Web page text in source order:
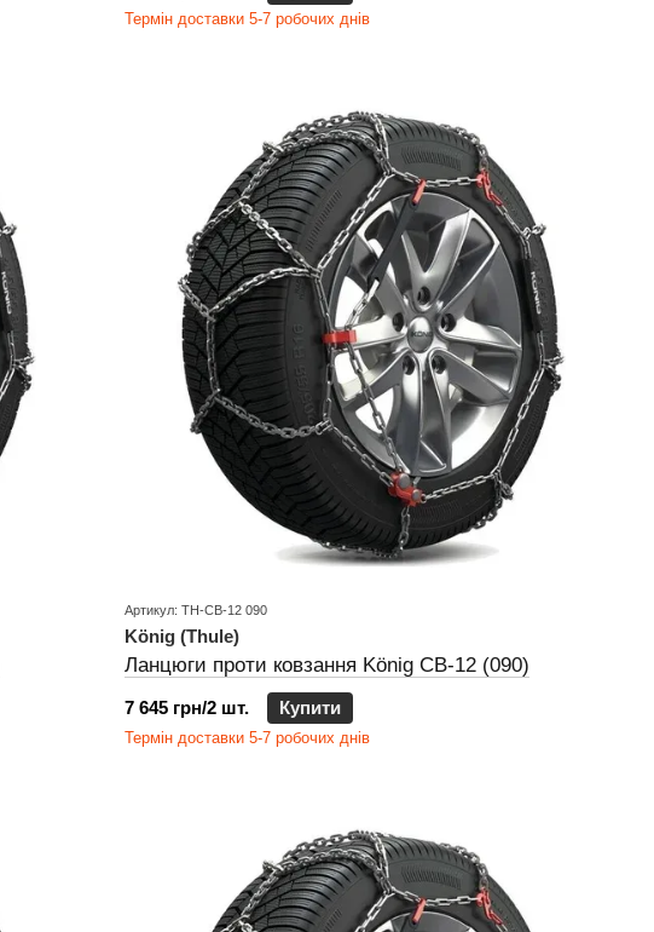
Термін доставки 5-7 робочих днів
Артикул: TH-CB-12 090
König (Thule)
Ланцюги проти ковзання König CB-12 (090)
7 645 грн/2 шт. Купити
Термін доставки 5-7 робочих днів